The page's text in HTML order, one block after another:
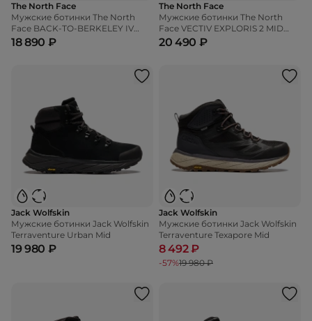
The North Face
Мужские ботинки The North
Face BACK-TO-BERKELEY IV
LEATHER WATERPROOF
18 890 ₽
The North Face
Мужские ботинки The North
Face VECTIV EXPLORIS 2 MID
FUTURELIGHT LTHR
20 490 ₽
Jack Wolfskin
Мужские ботинки Jack Wolfskin
Terraventure Urban Mid
19 980 ₽
Jack Wolfskin
Мужские ботинки Jack Wolfskin
Terraventure Texapore Mid
8 492 ₽
-57%19 980 ₽